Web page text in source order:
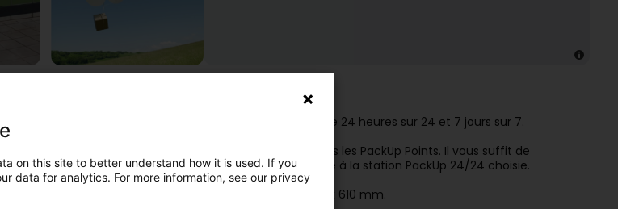
24 comprend des automates accessibles en permanence 24 heures sur 24 et 7 jours sur 7.
colis, la procédure est exactement la même que pour tous les PackUp Points. Il vous suffit de
PackUp habituelle en spécifiant le code postal propre à la station PackUp 24/24 choisie.
PackUp 24/24 ont pour dimensions: 750 x 440 x 610 mm.
on this site to better understand how it is used. If you
data for analytics. For more information, see our privacy